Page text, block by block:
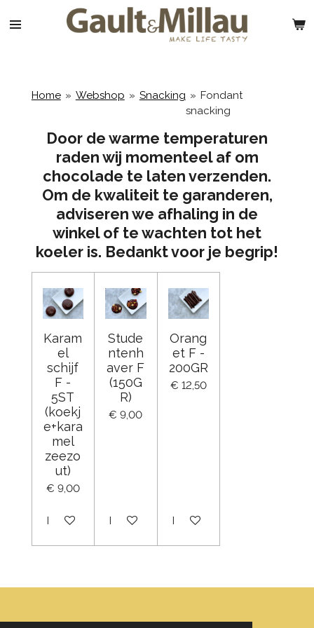
direct
Home » Webshop » Snacking » Fondant
snacking
Door de warme temperaturen
raden wij momenteel af om
chocolade te laten verzenden.
Om de kwaliteit te garanderen,
adviseren we afhaling in de
winkel of te wachten tot het
koeler is. Bedankt voor je begrip!
Karam
el
schijf
F -
5ST
(koekj
e+kara
mel
zeezo
ut)
€ 9,00
In winkelwagen
Stude
ntenh
aver F
(150G
R)
€ 9,00
In winkelwagen
Orang
et F -
200GR
€ 12,50
In winkelwagen